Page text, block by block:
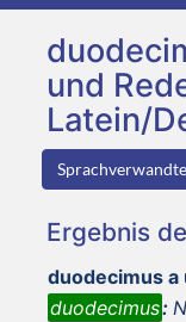
und
Latein/
Ergebnis
duodecimus a
duodecimus: